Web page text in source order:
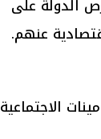
عنهم.
الاجتماعية